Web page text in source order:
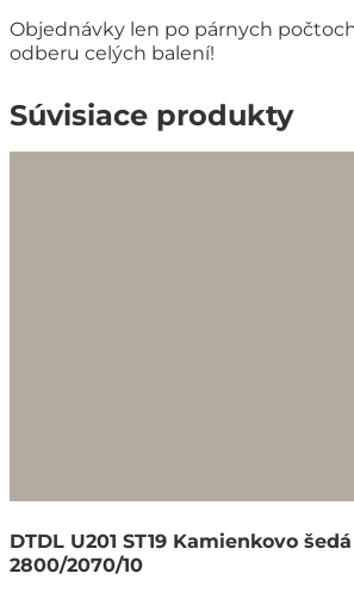
Objednávky len po párnych
odberu celých balení!
Súvisiace produkty
DTDL U201 ST19 Kamienkovo šedá
2800/2070/10